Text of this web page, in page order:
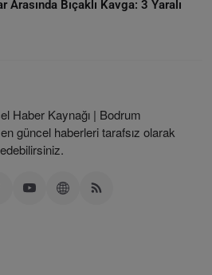
Arasında Bıçaklı Kavga: 3 Yaralı
Haber Kaynağı | Bodrum
güncel haberleri tarafsız olarak